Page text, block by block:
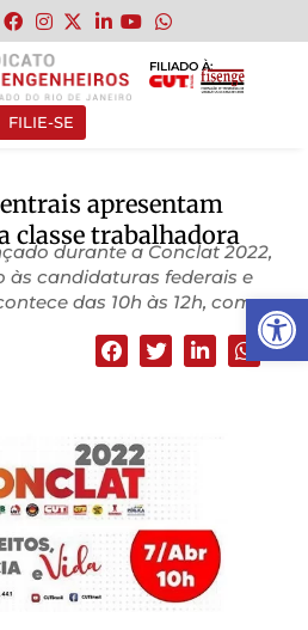
Abrir
FILIADO À:
FILIE-SE
apresentam
classe trabalhadora
durante a Conclat 2022,
às candidaturas federais e
das 10h às 12h, com